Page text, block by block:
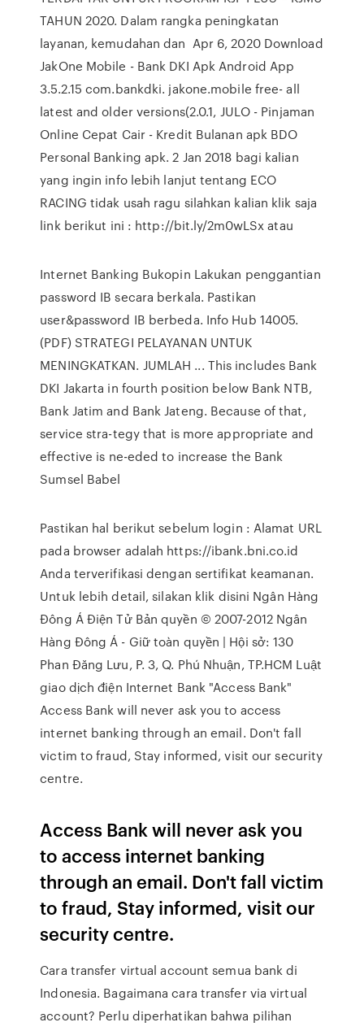
TAHUN 2020. Dalam rangka peningkatan
layanan, kemudahan dan Apr 6, 2020 Download
JakOne Mobile - Bank DKI Apk Android App
3.5.2.15 com.bankdki. jakone.mobile free- all
latest and older versions(2.0.1, JULO - Pinjaman
Online Cepat Cair - Kredit Bulanan apk BDO
Personal Banking apk. 2 Jan 2018 bagi kalian
yang ingin info lebih lanjut tentang ECO
RACING tidak usah ragu silahkan kalian klik saja
link berikut ini : http://bit.ly/2m0wLSx atau
Internet Banking Bukopin Lakukan penggantian
password IB secara berkala. Pastikan
user&password IB berbeda. Info Hub 14005.
(PDF) STRATEGI PELAYANAN UNTUK
MENINGKATKAN. JUMLAH ... This includes Bank
DKI Jakarta in fourth position below Bank NTB,
Bank Jatim and Bank Jateng. Because of that,
service stra-tegy that is more appropriate and
effective is ne-eded to increase the Bank
Sumsel Babel
Pastikan hal berikut sebelum login : Alamat URL
pada browser adalah https://ibank.bni.co.id
Anda terverifikasi dengan sertifikat keamanan.
Untuk lebih detail, silakan klik disini Ngân Hàng
Đông Á Điện Tử Bản quyền © 2007-2012 Ngân
Hàng Đông Á - Giữ toàn quyền | Hội sở: 130
Phan Đăng Lưu, P. 3, Q. Phú Nhuận, TP.HCM Luật
giao dịch điện Internet Bank "Access Bank"
Access Bank will never ask you to access
internet banking through an email. Don't fall
victim to fraud, Stay informed, visit our security
centre.
Access Bank will never ask you
to access internet banking
through an email. Don't fall victim
to fraud, Stay informed, visit our
security centre.
Cara transfer virtual account semua bank di
Indonesia. Bagaimana cara transfer via virtual
account? Perlu diperhatikan bahwa pilihan